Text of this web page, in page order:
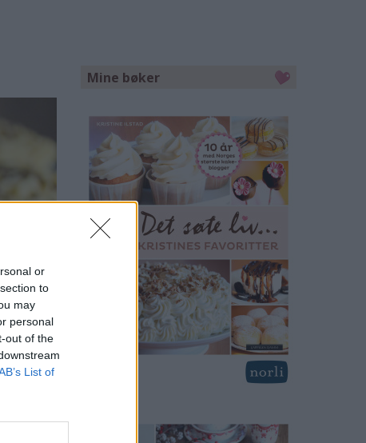
or
to
may
personal
out of the
List of
Mine bøker